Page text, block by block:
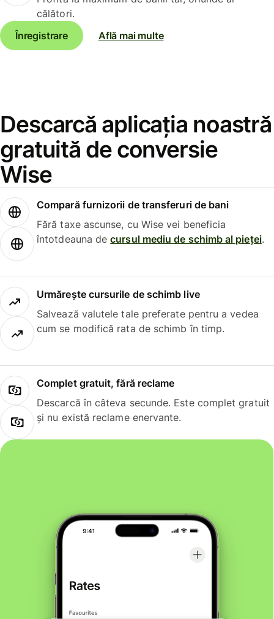
călători.
Înregistrare
Află mai multe
Descarcă aplicația noastră
gratuită de conversie
Wise
Compară furnizorii de transferuri de bani
Fără taxe ascunse, cu Wise vei beneficia
întotdeauna decursul mediu de schimb al pieței.
Urmărește cursurile de schimb live
Salvează valutele tale preferate pentru a vedea
cum se modifică rata de schimb în timp.
Complet gratuit, fără reclame
Descarcă în câteva secunde. Este complet gratuit
și nu există reclame enervante.